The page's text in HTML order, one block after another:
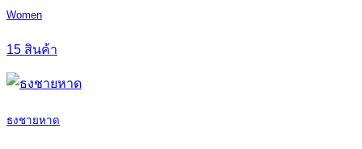
Women
15 สินค้า
ธงชายหาด